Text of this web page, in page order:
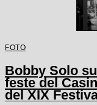
FOTO
Bobby Solo
feste del
del XIX